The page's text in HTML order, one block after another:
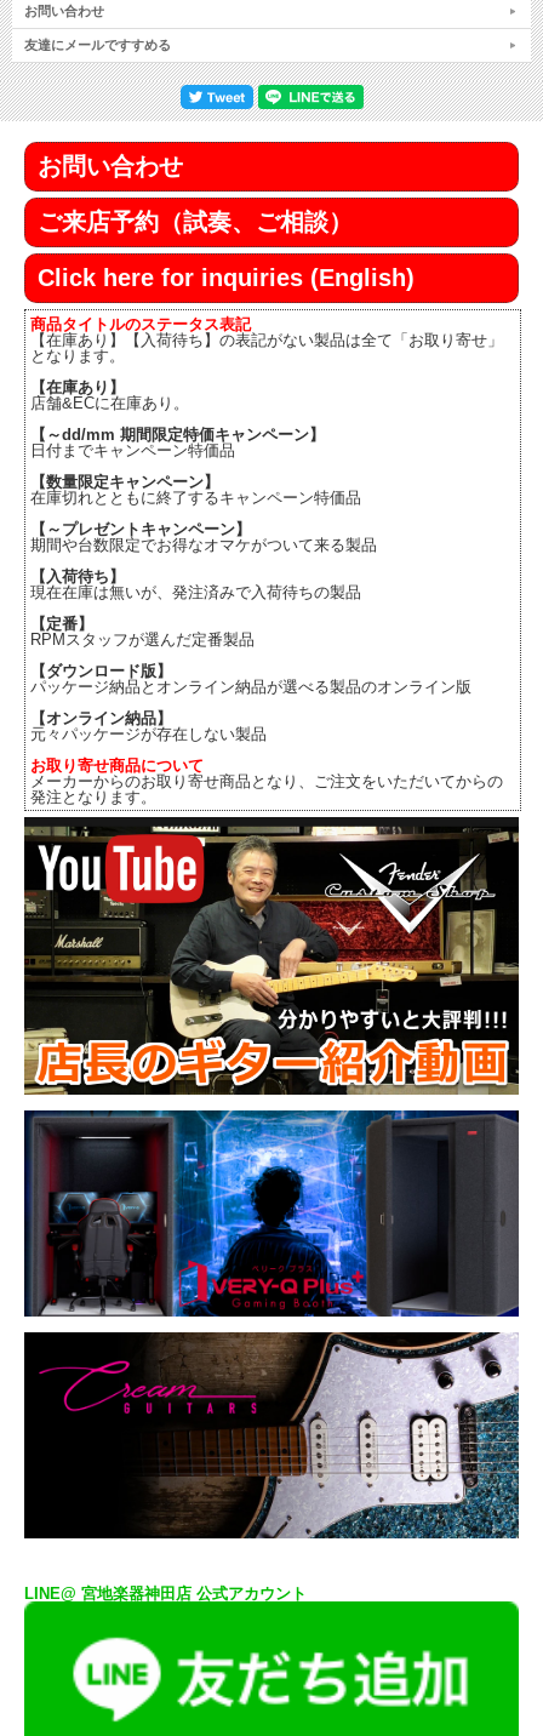
お問い合わせ
友達にメールですすめる
お問い合わせ
ご来店予約（試奏、ご相談）
Click here for inquiries (English)
商品タイトルのステータス表記
【在庫あり】【入荷待ち】の表記がない製品は全て「お取り寄せ」
となります。
【在庫あり】
店舗&ECに在庫あり。
【～dd/mm 期間限定特価キャンペーン】
日付までキャンペーン特価品
【数量限定キャンペーン】
在庫切れとともに終了するキャンペーン特価品
【～プレゼントキャンペーン】
期間や台数限定でお得なオマケがついて来る製品
【入荷待ち】
現在在庫は無いが、発注済みで入荷待ちの製品
【定番】
RPMスタッフが選んだ定番製品
【ダウンロード版】
パッケージ納品とオンライン納品が選べる製品のオンライン版
【オンライン納品】
元々パッケージが存在しない製品
お取り寄せ商品について
メーカーからのお取り寄せ商品となり、ご注文をいただいてからの
発注となります。
LINE@ 宮地楽器神田店 公式アカウント